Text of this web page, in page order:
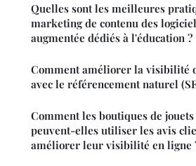
Quelles sont les meilleures
marketing de contenu des
augmentée dédiés à l'éducation ?
Comment améliorer la visibilité
avec le référencement naturel
Comment les boutiques de
peuvent-elles utiliser les avis
améliorer leur visibilité en ligne